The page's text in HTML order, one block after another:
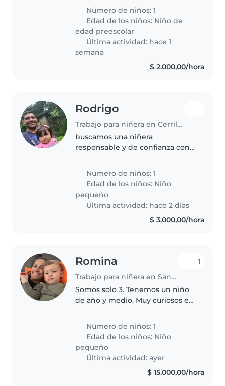
staying at the Selina hotel in
cordoba. He is very affectionate
and smart. He just..
Número de niños: 1
Edad de los niños: Niño de
edad preescolar
Última actividad: hace 1
semana
$ 2.000,00/hora
Rodrigo
Trabajo para niñera en Cerrillos (Provincia de Salta)
buscamos una niñera
responsable y de confianza con
Número de niños: 1
Edad de los niños: Niño
pequeño
Última actividad: hace 2 días
$ 3.000,00/hora
Romina
Trabajo para niñera en San Lorenzo (Provincia de Santa Fe)
1
Somos solo 3. Tenemos un niño
de año y medio. Muy curiosos e
Número de niños: 1
Edad de los niños: Niño
pequeño
Última actividad: ayer
$ 15.000,00/hora